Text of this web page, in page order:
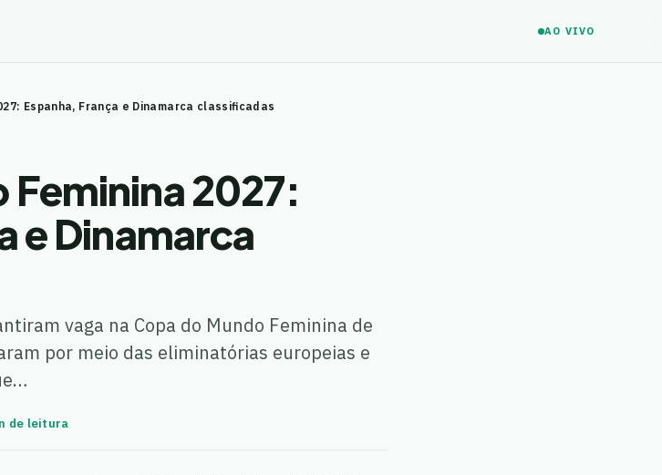
AO VIVO
Espanha, França e Dinamarca classificadas
2027:
e Dinamarca
vaga na Copa do Mundo Feminina de
por meio das eliminatórias europeias e
de leitura